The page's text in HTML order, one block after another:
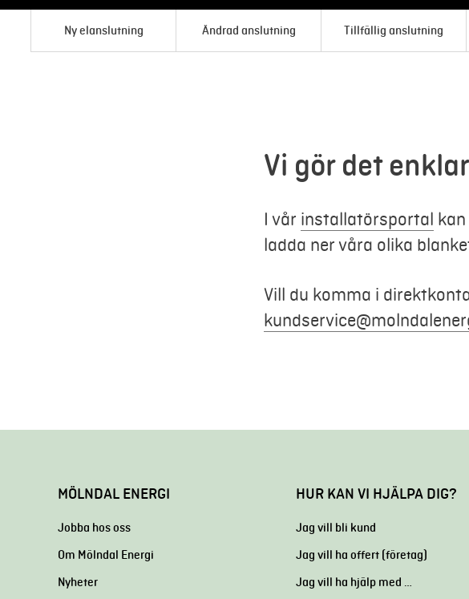
Ny elanslutning Ändrad anslutning Tillfällig anslutning
Vi gör det
I vår installatörsportal
ladda ner våra olika
Vill du komma i
MÖLNDAL ENERGI
Jobba hos oss
Om Mölndal Energi
Nyheter
HUR KAN VI HJÄLPA DIG?
Jag vill bli kund
Jag vill ha offert (företag)
Jag vill ha hjälp med …